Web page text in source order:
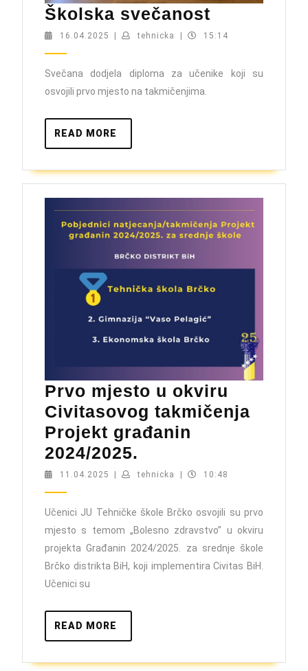
Školska svečanost
svečanost
16.04.2025 16.04.2025
| tehnicka tehnicka
| 15:14
Svečana dodjela diploma za učenike koji su
osvojili prvo mjesto na takmičenjima.
READ MORE
MORE
Prvo mjesto u okviru
Civitasovog takmičenja
Projekt građanin
2024/2025.
mjesto
okviru
Civitasovog
takmičenja
Projekt
11.04.2025 11.04.2025
tehnicka tehnicka10:48
Učenici JU Tehničke škole Brčko osvojili su prvo
mjesto s temom „Bolesno zdravstvo” u okviru
projekta Građanin 2024/2025. za srednje škole
Brčko distrikta BiH, koji implementira Civitas BiH.
Učenici su
READ MORE
MORE